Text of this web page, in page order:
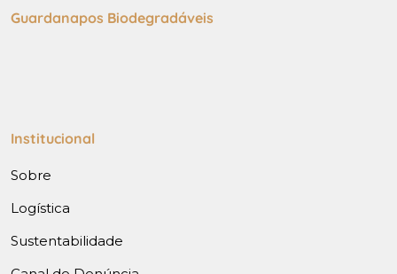
Guardanapos Biodegradáveis
Institucional
Sobre
Logística
Sustentabilidade